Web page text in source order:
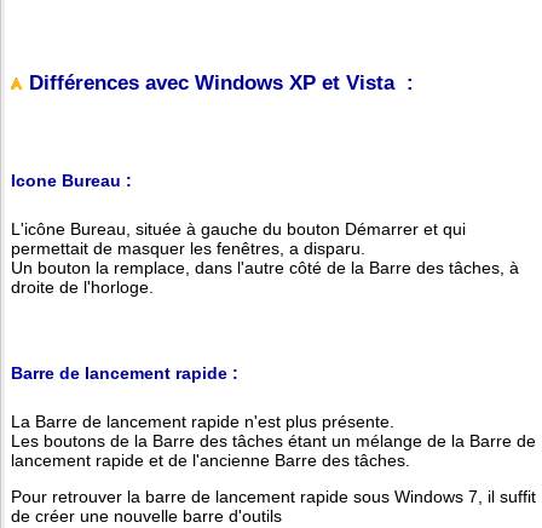
Différences avec Windows XP et Vista :
Icone Bureau :
L'icône Bureau, située à gauche du bouton Démarrer et qui
permettait de masquer les fenêtres, a disparu.
Un bouton la remplace, dans l'autre côté de la Barre des tâches, à
droite de l'horloge.
Barre de lancement rapide :
La Barre de lancement rapide n'est plus présente.
Les boutons de la Barre des tâches étant un mélange de la Barre de
lancement rapide et de l'ancienne Barre des tâches.
Pour retrouver la barre de lancement rapide sous Windows 7, il suffit
de créer une nouvelle barre d'outils